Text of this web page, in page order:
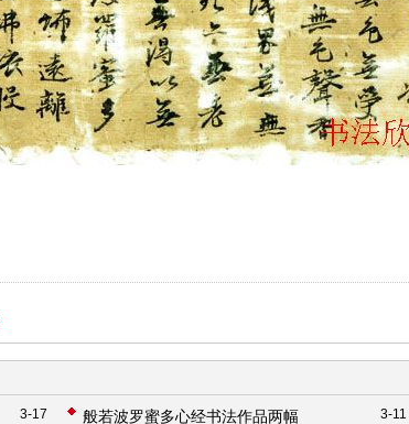
3-17 3-11
般若波罗蜜多心经书法作品两幅